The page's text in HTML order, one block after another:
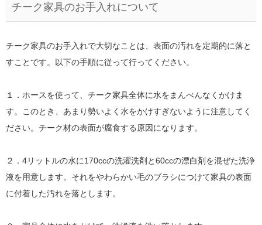
チーク家具のお手入れについて
チーク家具のお手入れで大切なことは、表面の汚れを定期的に落と
すことです。以下の手順に従って行ってください。
１．ホースを使って、チーク家具全体に水をまんべんなくかけま
す。このとき、あまり勢いよく水をかけすぎないように注意してく
ださい。チーク材の表面が腐食する原因になります。
２．4リットルの水に170ccの洗濯洗剤と60ccの漂白剤を混ぜた洗浄
液を用意します。それをやわらかい毛のブラシにつけて家具の表面
に付着した汚れを落とします。